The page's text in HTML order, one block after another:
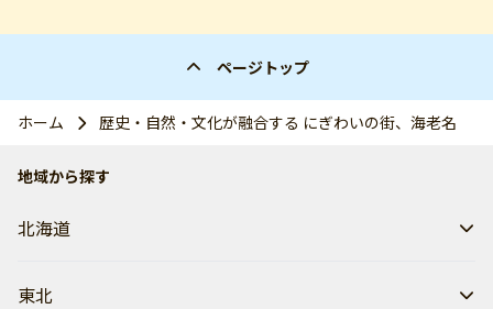
ページトップ
ホーム 歴史・自然・文化が融合する にぎわいの街、海老名
地域から探す
北海道
東北